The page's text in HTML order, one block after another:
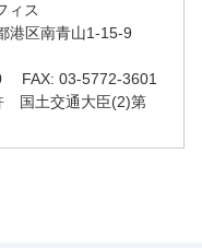
ィス
港区南青山1-15-9
FAX: 03-5772-3601
国土交通大臣(2)第